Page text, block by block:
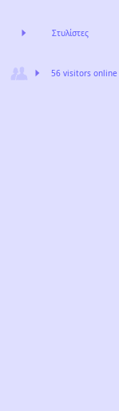
Στυλίστες
56 visitors online